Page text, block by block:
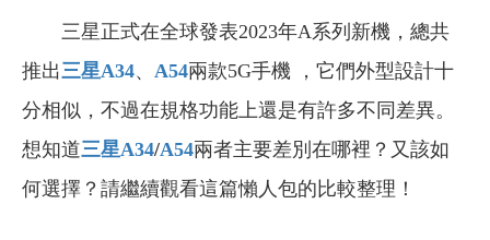
三星正式在全球發表2023年A系列新機，總共
推出三星A34、 A54兩款5G手機 ，它們外型設計十
分相似，不過在規格功能上還是有許多不同差異。
想知道三星A34/A54兩者主要差別在哪裡？又該如
何選擇？請繼續觀看這篇懶人包的比較整理！